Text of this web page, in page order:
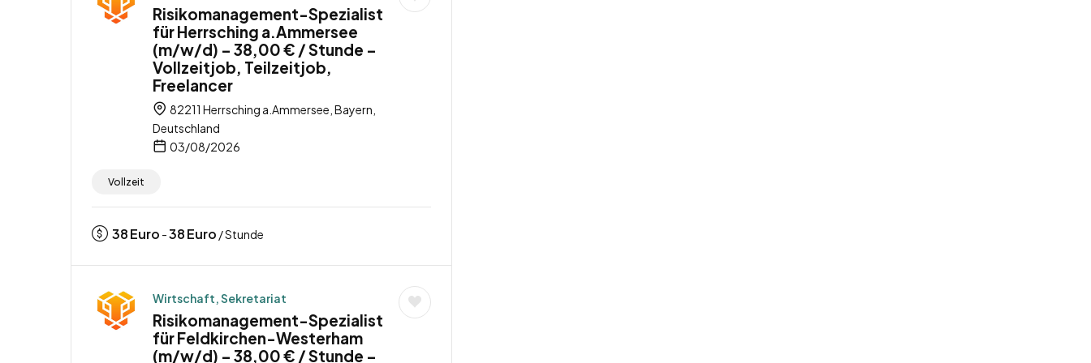
Risikomanagement-Spezialist
für Herrsching a.Ammersee
(m/w/d) – 38,00 € / Stunde –
Vollzeitjob, Teilzeitjob,
Freelancer
82211 Herrsching a.Ammersee, Bayern,
Deutschland
03/08/2026
Vollzeit
38Euro -38Euro / Stunde
Wirtschaft, Sekretariat
Risikomanagement-Spezialist
für Feldkirchen-Westerham
(m/w/d) – 38,00 € / Stunde –